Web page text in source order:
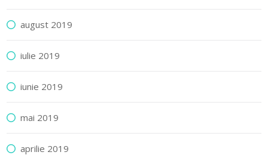
august 2019
iulie 2019
iunie 2019
mai 2019
aprilie 2019